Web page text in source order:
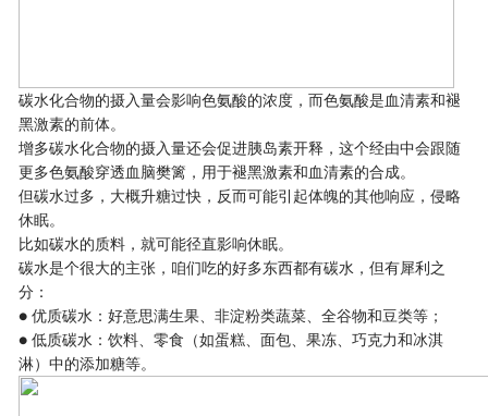
碳水化合物的摄入量会影响色氨酸的浓度，而色氨酸是血清素和褪
黑激素的前体。
增多碳水化合物的摄入量还会促进胰岛素开释，这个经由中会跟随
更多色氨酸穿透血脑樊篱，用于褪黑激素和血清素的合成。
但碳水过多，大概升糖过快，反而可能引起体魄的其他响应，侵略
休眠。
比如碳水的质料，就可能径直影响休眠。
碳水是个很大的主张，咱们吃的好多东西都有碳水，但有犀利之
分：
● 优质碳水：好意思满生果、非淀粉类蔬菜、全谷物和豆类等；
● 低质碳水：饮料、零食（如蛋糕、面包、果冻、巧克力和冰淇
淋）中的添加糖等。